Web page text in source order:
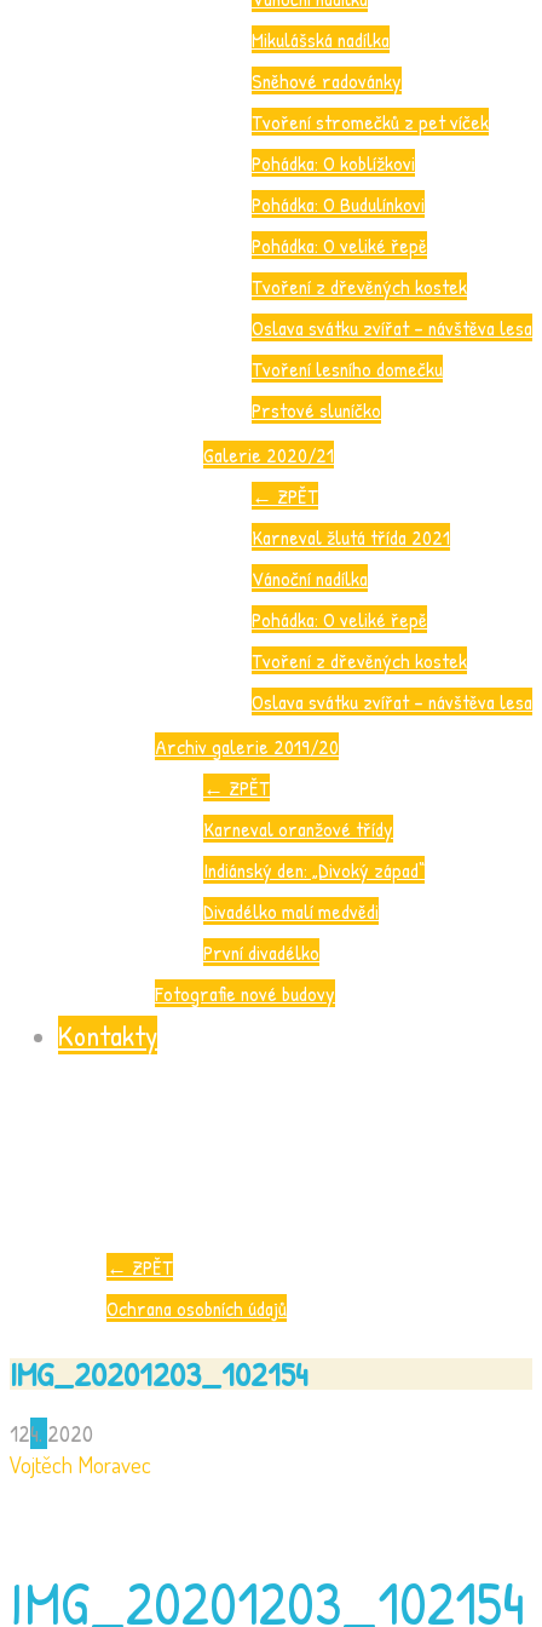
Mikulášská nadílka
Sněhové radovánky
Tvoření stromečků z pet víček
Pohádka: O koblížkovi
Pohádka: O Budulínkovi
Pohádka: O veliké řepě
Tvoření z dřevěných kostek
Oslava svátku zvířat – návštěva lesa
Tvoření lesního domečku
Prstové sluníčko
Galerie 2020/21
← ZPĚT
Karneval žlutá třída 2021
Vánoční nadílka
Pohádka: O veliké řepě
Tvoření z dřevěných kostek
Oslava svátku zvířat – návštěva lesa
Archiv galerie 2019/20
← ZPĚT
Karneval oranžové třídy
Indiánský den: „Divoký západ“
Divadélko malí medvědi
První divadélko
Fotografie nové budovy
Kontakty
← ZPĚT
Ochrana osobních údajů
IMG_20201203_102154
124. 2020
Vojtěch Moravec
IMG_20201203_102154